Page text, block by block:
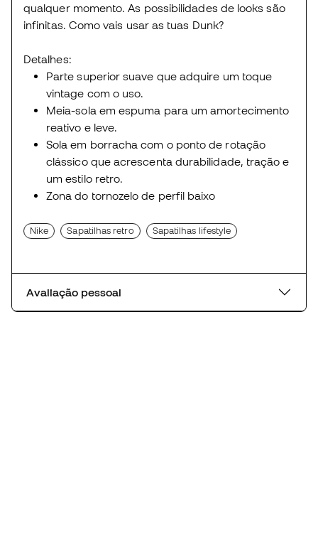
qualquer momento. As possibilidades de looks são
infinitas. Como vais usar as tuas Dunk?
Detalhes:
Parte superior suave que adquire um toque
vintage com o uso.
Meia-sola em espuma para um amortecimento
reativo e leve.
Sola em borracha com o ponto de rotação
clássico que acrescenta durabilidade, tração e
um estilo retro.
Zona do tornozelo de perfil baixo
Nike Sapatilhas retro Sapatilhas lifestyle
Avaliação pessoal